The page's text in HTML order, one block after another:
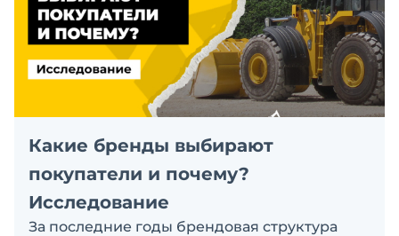
Какие бренды выбирают
покупатели и почему?
Исследование
За последние годы брендовая структура